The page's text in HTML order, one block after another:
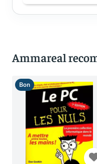
Ammareal
Bon